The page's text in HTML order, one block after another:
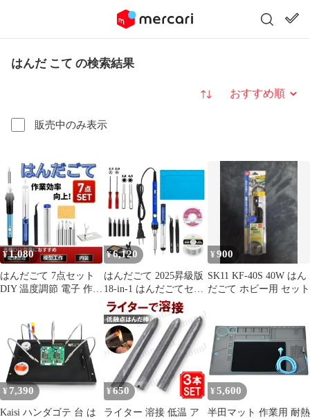
はんだ こて の検索結果
販売中のみ表示
並び替え
¥1,080
はんだごて 7点セット
DIY 温度調節 電子 作業
¥6,120
はんだごて 2025昇級版
18-in-1 はんだごてセッ
ト 耐熱作業マット 任天
堂製品用 特殊ネジ対応
ドライバー 60W/110V
ON/OFFスイッチ有り
温度調節可(200?480℃)
安全保障 機能アップ 家
庭用電気DIY・家電修
理 bc6c7805
¥900
SK11 KF-40S 40W はん
だごて ホビー用 セット
¥ 7,390
Kaisi ハンダゴテ 台 は
¥ 650
ライター 溶接 低温 ア
¥ 5,600
半田マット 作業用 耐熱